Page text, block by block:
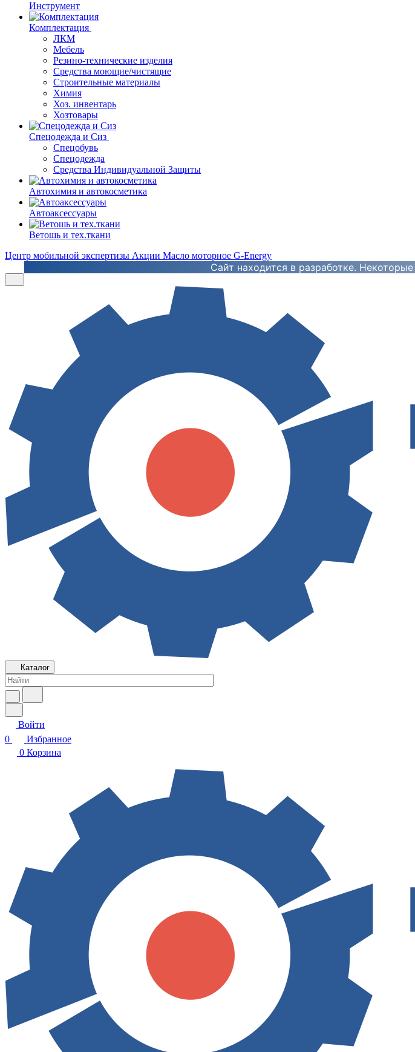
Инструмент
Комплектация
ЛКМ
Мебель
Резино-технические изделия
Средства моющие/чистящие
Строительные материалы
Химия
Хоз. инвентарь
Хозтовары
Спецодежда и Сиз
Спецобувь
Спецодежда
Средства Индивидуальной Защиты
Автохимия и автокосметика
Автоаксессуары
Ветошь и тех.ткани
Центр мобильной экспертизы Акции Масло моторное G-Energy
Сайт находится в разработке.
Каталог
Войти
0
Избранное
0 Корзина